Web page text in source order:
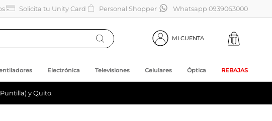
Solicita tu Unity Card Personal Shopper Whatsapp 0939063000
MI CUENTA
Electrónica Televisiones Celulares Óptica REBAJAS
y Quito.